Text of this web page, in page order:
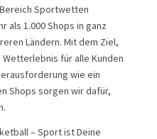
Sportwetten
als 1.000 Shops in ganz
Ländern. Mit dem Ziel,
für alle Kunden
wie ein
Shops sorgen wir dafür,
– Sport ist Deine